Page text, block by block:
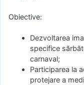
Obiective:
Dezvoltarea
specifice
carnaval;
Participarea la
protejare a